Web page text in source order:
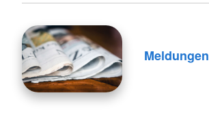
Meldungen